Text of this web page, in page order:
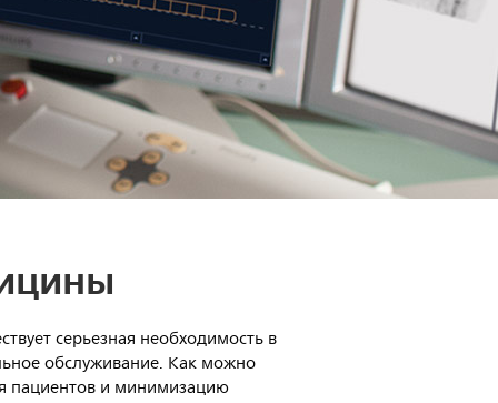
серьезная необходимость в
обслуживание. Как можно
пациентов и минимизацию